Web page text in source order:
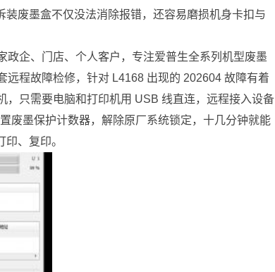
废墨盒不仅没法消除报错，还容易磨损机身卡扣与
企、门店、个人客户，专注爱普生全系列机型废墨
程故障检修，针对 L4168 出现的 202604 故障有着
，只需要电脑和打印机用 USB 线直连，远程接入设备
废墨保护计数器，解除原厂系统锁定，十几分钟就能
、复印。